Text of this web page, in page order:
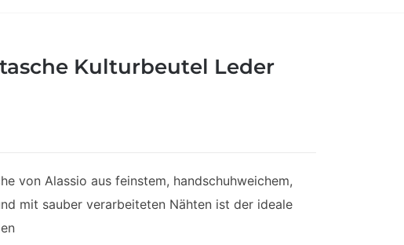
Kulturbeutel Leder
von Alassio aus feinstem, handschuhweichem,
mit sauber verarbeiteten Nähten ist der ideale